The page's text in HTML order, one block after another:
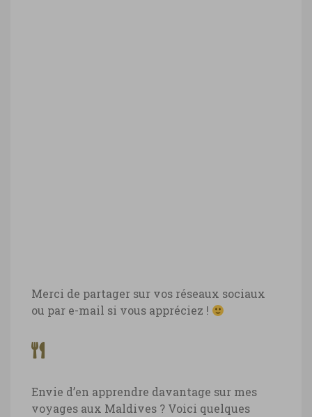
Merci de partager sur vos réseaux sociaux
ou par e-mail si vous appréciez !
Envie d’en apprendre davantage sur mes
voyages aux Maldives ? Voici quelques